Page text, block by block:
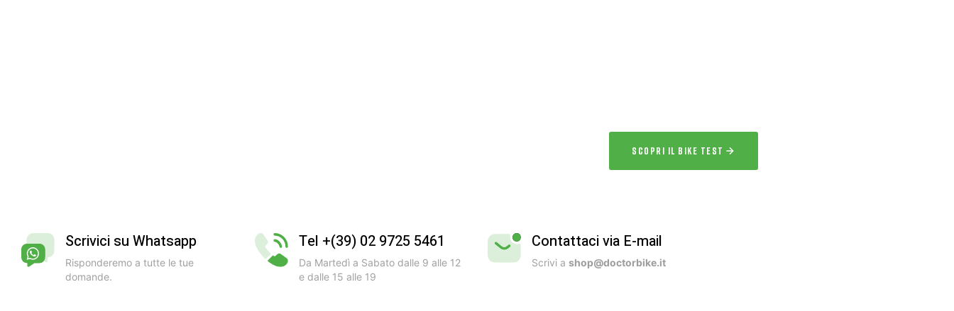
SCOPRI IL BIKE TEST
Scrivici su Whatsapp
Risponderemo a tutte le tue
domande.
Tel +(39) 02 9725 5461
Da Martedì a Sabato dalle 9 alle 12
e dalle 15 alle 19
Contattaci via E-mail
Scrivi ashop@doctorbike.it